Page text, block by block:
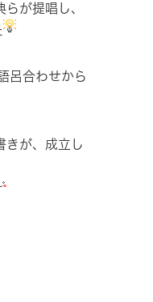
が提唱し、
呂合わせから
きが、成立し